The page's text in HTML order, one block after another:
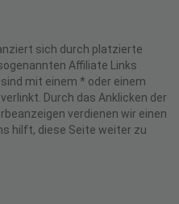
sich durch platzierte
Affiliate Links
mit einem * oder einem
Durch das Anklicken der
verdienen wir einen
hilft, diese Seite weiter zu